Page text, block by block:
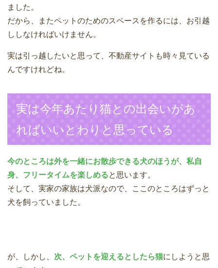
ました。
だから、またペットのためのスペースを作るには、お引越
ししなければいけません。
実は引っ越したいと思って、不動産サイトも時々見ている
んですけれどね。
実は今年あたり猫との出会いがあ
ればいいとわりと思っている
今のところは外を一緒にお散歩できる犬のほうが、私自
身、フリータイムを楽しめると思います。
そして、実家の家族は犬派なので、ここのところはずっと
犬を飼っていました。
が、しかし、 次、ペットを迎えるとしたら猫にしようと思